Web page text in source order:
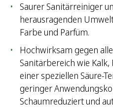
Saurer Sanitärreiniger
herausragenden
Farbe und Parfüm.
Hochwirksam gegen
Sanitärbereich wie
einer speziellen Säure-
geringer
Schaumreduziert und